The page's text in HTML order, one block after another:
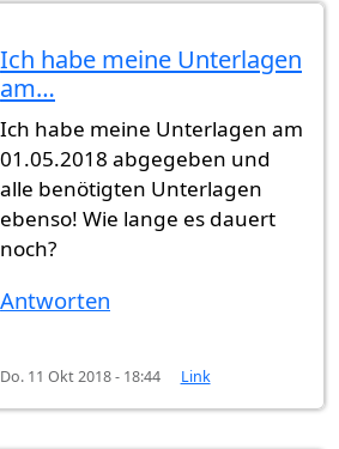
Ich habe meine Unterlagen
am…
Ich habe meine Unterlagen am
01.05.2018 abgegeben und
alle benötigten Unterlagen
ebenso! Wie lange es dauert
noch?
Antworten
Do. 11 Okt 2018 - 18:44 Link